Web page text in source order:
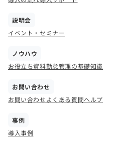
説明会
イベント・セミナー
ノウハウ
お役立ち資料勤怠管理の基礎知識
お問い合わせ
お問い合わせよくある質問ヘルプ
事例
導入事例